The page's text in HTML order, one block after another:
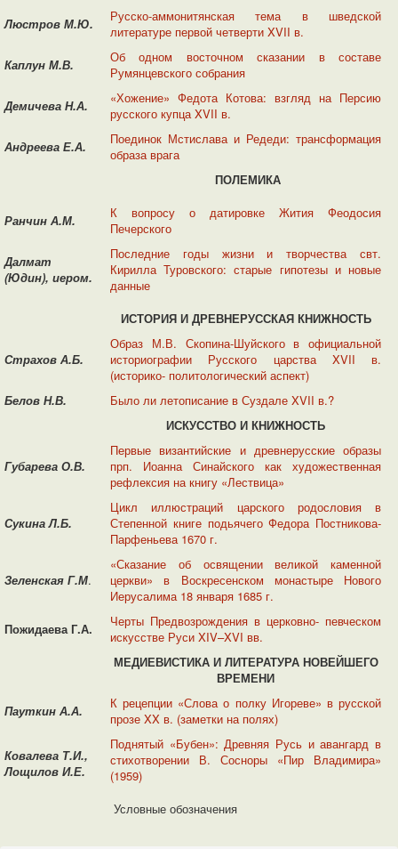
Люстров М.Ю.
Русско-аммонитянская тема в шведской
литературе первой четверти XVII в.
Каплун М.В.
Об одном восточном сказании в составе
Румянцевского собрания
Демичева Н.А.
«Хожение» Федота Котова: взгляд на Персию
русского купца XVII в.
Андреева Е.А.
Поединок Мстислава и Редеди: трансформация
образа врага
ПОЛЕМИКА
Ранчин А.М.
К вопросу о датировке Жития Феодосия
Печерского
Далмат
(Юдин), иером.
Последние годы жизни и творчества свт.
Кирилла Туровского: старые гипотезы и новые
данные
ИСТОРИЯ И ДРЕВНЕРУССКАЯ КНИЖНОСТЬ
Страхов А.Б.
Образ М.В. Скопина-Шуйского в официальной
историографии Русского царства XVII в.
(историко- политологический аспект)
Белов Н.В.
Было ли летописание в Суздале XVII в.?
ИСКУССТВО И КНИЖНОСТЬ
Губарева О.В.
Первые византийские и древнерусские образы
прп. Иоанна Синайского как художественная
рефлексия на книгу «Лествица»
Сукина Л.Б.
Цикл иллюстраций царского родословия в
Степенной книге подьячего Федора Постникова-
Парфеньева 1670 г.
Зеленская Г.М.
«Сказание об освящении великой каменной
церкви» в Воскресенском монастыре Нового
Иерусалима 18 января 1685 г.
Пожидаева Г.А.
Черты Предвозрождения в церковно- певческом
искусстве Руси XIV–XVI вв.
МЕДИЕВИСТИКА И ЛИТЕРАТУРА НОВЕЙШЕГО
ВРЕМЕНИ
Пауткин А.А.
К рецепции «Слова о полку Игореве» в русской
прозе XX в. (заметки на полях)
Ковалева Т.И.,
Лощилов И.Е.
Поднятый «Бубен»: Древняя Русь и авангард в
стихотворении В. Сосноры «Пир Владимира»
(1959)
Условные обозначения